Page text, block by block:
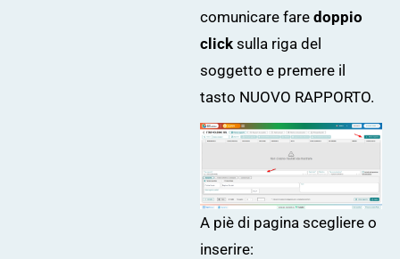
comunicare fare doppio
click sulla riga del
soggetto e premere il
tasto NUOVO RAPPORTO.
A piè di pagina scegliere o
inserire: